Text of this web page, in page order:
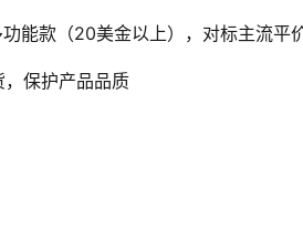
能款（20美金以上），对标主流平
保护产品品质